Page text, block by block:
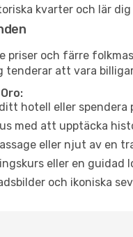
kvarter och lär
och färre
tenderar att vara
hotell eller
med att upptäcka
eller njut av en
eller en
och ikoniska